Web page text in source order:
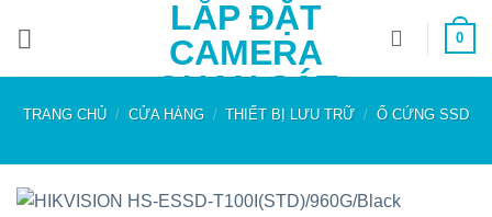
LẮP ĐẶT
CAMERA
QUAN SÁT
0
TRANG CHỦ / CỬA HÀNG / THIẾT BỊ LƯU TRỮ / Ổ CỨNG SSD